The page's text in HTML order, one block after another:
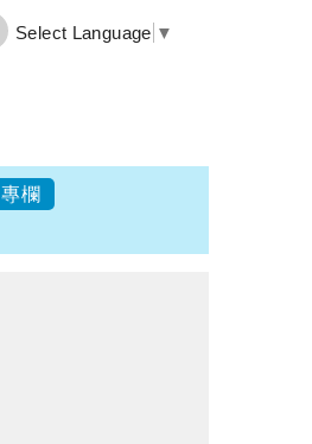
Select Language ▼
專欄